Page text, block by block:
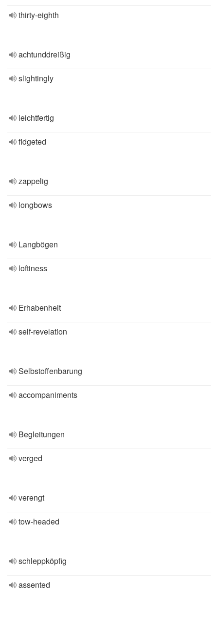
thirty-eighth
achtunddreißig
slightingly
leichtfertig
fidgeted
zappelig
longbows
Langbögen
loftiness
Erhabenheit
self-revelation
Selbstoffenbarung
accompaniments
Begleitungen
verged
verengt
tow-headed
schleppköpfig
assented